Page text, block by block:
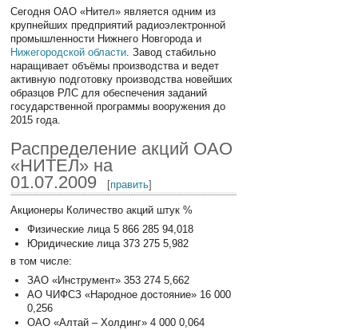
Сегодня ОАО «Нител» является одним из
крупнейших предприятий радиоэлектронной
промышленности Нижнего Новгорода и
Нижегородской области. Завод стабильно
наращивает объёмы производства и ведет
активную подготовку производства новейших
образцов РЛС для обеспечения заданий
государственной программы вооружения до
2015 года.
Распределение акций ОАО
«НИТЕЛ» на
01.07.2009
[править]
Акционеры Количество акций штук %
Физические лица 5 866 285 94,018
Юридические лица 373 275 5,982
в том числе:
ЗАО «Инструмент» 353 274 5,662
АО ЧИФСЗ «Народное достояние» 16 000
0,256
ОАО «Алтай – Холдинг» 4 000 0,064